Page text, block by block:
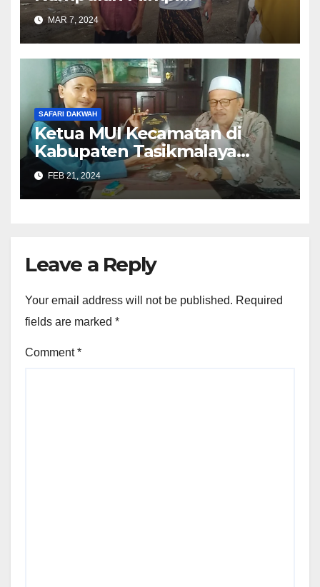
Muhammad Qasim
MAR 7, 2024
SAFARI DAKWAH
Ketua MUI Kecamatan di
Kabupaten Tasikmalaya
Belum Mengetahui Mimpi
Muhammad Qasim?
FEB 21, 2024
Leave a Reply
Your email address will not be published. Required
fields are marked *
Comment*